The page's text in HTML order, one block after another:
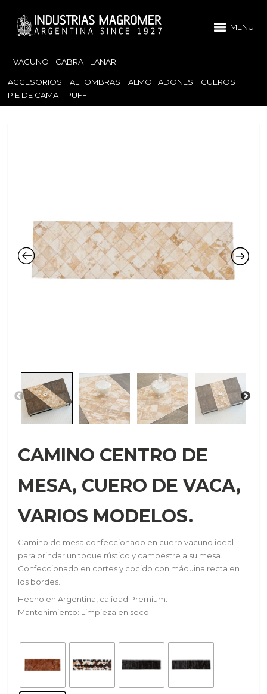
MENU
VACUNO CABRA LANAR
ACCESORIOS ALFOMBRAS ALMOHADONES
CUEROS
PIE DE CAMA
PUFF
CAMINO CENTRO DE
MESA, CUERO DE VACA,
VARIOS MODELOS.
Camino de mesa confeccionado en cuero vacuno ideal
para brindar un toque rústico y campestre a su mesa.
Confeccionado en cortes y cocido con máquina recta en
los bordes.
Hecho en Argentina, calidad Premium.
Mantenimiento: Limpieza en seco.